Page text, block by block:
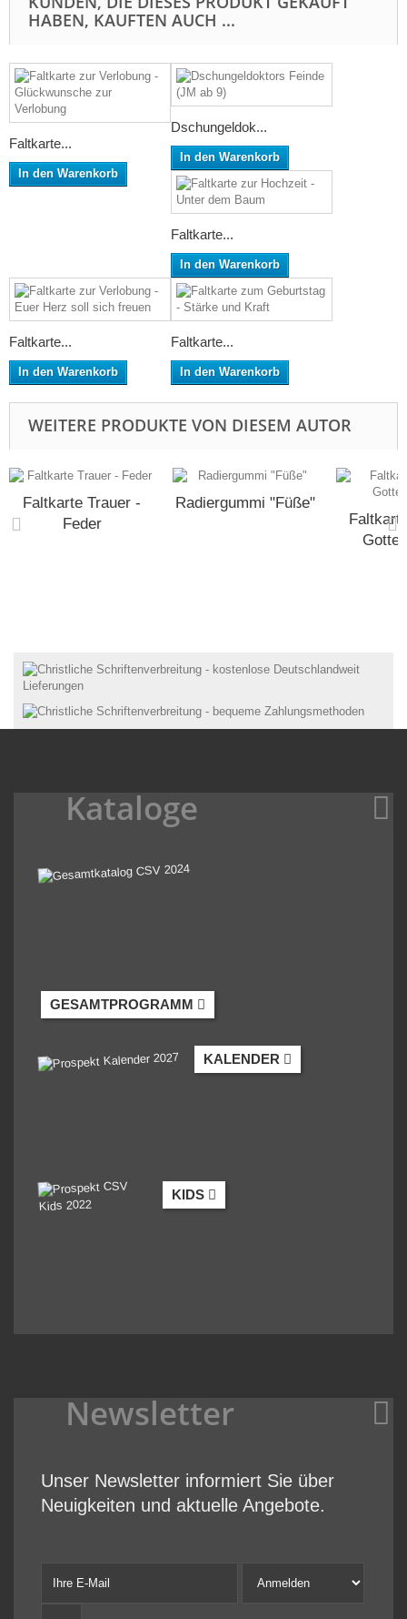
HABEN, KAUFTEN AUCH ...
Faltkarte...
In den Warenkorb
Dschungeldok...
In den Warenkorb
Faltkarte...
In den Warenkorb
Faltkarte...
In den Warenkorb
Faltkarte...
In den Warenkorb
WEITERE PRODUKTE VON DIESEM AUTOR
Faltkarte Trauer -
Feder
Radiergummi "Füße"
Kataloge
GESAMTPROGRAMM
KALENDER
KIDS
Newsletter
Unser Newsletter informiert Sie über
Neuigkeiten und aktuelle Angebote.